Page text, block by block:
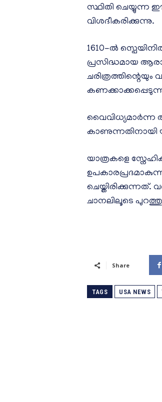
സ്ഥിതി ചെയ്യുന്ന
വിശദീകരിക്കുന്നു.
1610-ൽ
പ്രസിദ്ധമായ
വൈവിധ്യമാർന്ന
കാണുന്നതിനായി
യാത്രകളെ
ചാനലിലൂടെ
Share
TAGS USA NEWS